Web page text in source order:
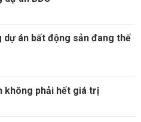
án bất động sản đang thế
không phải hết giá trị